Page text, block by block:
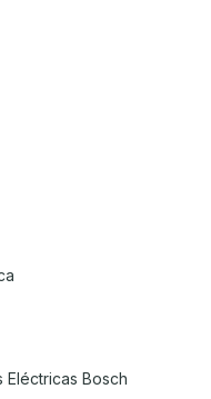
Eléctricas Bosch